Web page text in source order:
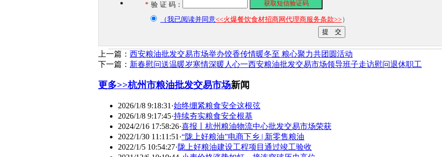
* 验 证 码：
（我已阅读并同意<<火爆餐饮食材招商网代理商服务条款>> ）
上一篇： 西安粮油批发交易市场举办饺香传情暖冬至 粮心聚力共团圆活动
下一篇： 新春慰问送温暖岁寒情深暖人心一西安粮油批发交易市场领导班子走访慰问退休职工
更多>>杭州市粮油批发交易市场新闻
2026/1/8 9:18:31 ·始终绷紧粮食安全这根弦
2026/1/8 9:17:45·持续夯实粮食安全根基
2024/2/16 17:58:26·喜报丨杭州粮油物流中心批发交易市场荣获
2022/1/30 11:11:51 ·“陇上好粮油”电商下乡 | 新零售粮油
2022/1/5 10:54:27·陇上好粮油建设工程项目通过竣工验收